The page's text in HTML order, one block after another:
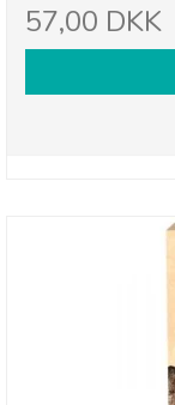
57,00 DKK